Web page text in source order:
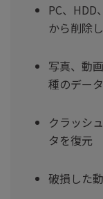
PC、HDD
から削除
写真、動
種のデー
クラッシ
タを復元
破損した